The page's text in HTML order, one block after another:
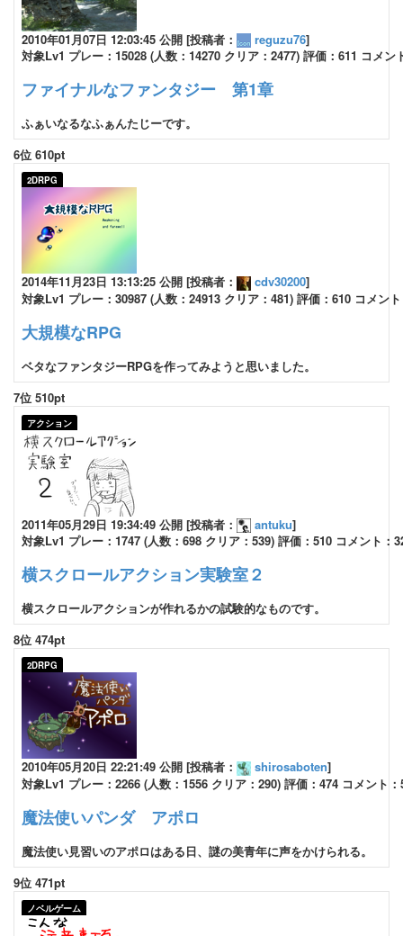
2010年01月07日 12:03:45 公開 [投稿者： reguzu76]
対象Lv1 プレー：15028 (人数：14270 クリア：2477) 評価：611 コメン
ファイナルなファンタジー 第1章
ふぁいなるなふぁんたじーです。
6位 610pt
2DRPG
2014年11月23日 13:13:25 公開 [投稿者： cdv30200]
対象Lv1 プレー：30987 (人数：24913 クリア：481) 評価：610 コメン
大規模なRPG
ベタなファンタジーRPGを作ってみようと思いました。
7位 510pt
アクション
2011年05月29日 19:34:49 公開 [投稿者： antuku]
対象Lv1 プレー：1747 (人数：698 クリア：539) 評価：510 コメント：
横スクロールアクション実験室２
横スクロールアクションが作れるかの試験的なものです。
8位 474pt
2DRPG
2010年05月20日 22:21:49 公開 [投稿者： shirosaboten]
対象Lv1 プレー：2266 (人数：1556 クリア：290) 評価：474 コメント：
魔法使いパンダ アポロ
魔法使い見習いのアポロはある日、謎の美青年に声をかけられる。
9位 471pt
ノベルゲーム